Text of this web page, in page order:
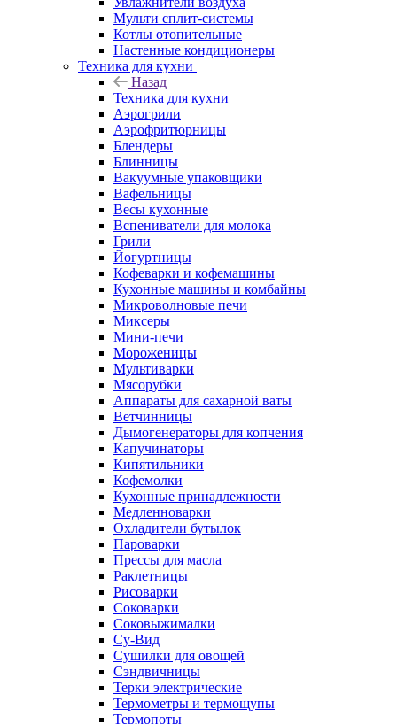
Мульти сплит-системы
Котлы отопительные
Настенные кондиционеры
Техника для кухни
Назад
Техника для кухни
Аэрогрили
Аэрофритюрницы
Блендеры
Блинницы
Вакуумные упаковщики
Вафельницы
Весы кухонные
Вспениватели для молока
Грили
Йогуртницы
Кофеварки и кофемашины
Кухонные машины и комбайны
Микроволновые печи
Миксеры
Мини-печи
Мороженицы
Мультиварки
Мясорубки
Аппараты для сахарной ваты
Ветчинницы
Дымогенераторы для копчения
Капучинаторы
Кипятильники
Кофемолки
Кухонные принадлежности
Медленноварки
Охладители бутылок
Пароварки
Прессы для масла
Раклетницы
Рисоварки
Соковарки
Соковыжималки
Су-Вид
Сушилки для овощей
Сэндвичницы
Терки электрические
Термометры и термощупы
Термопоты